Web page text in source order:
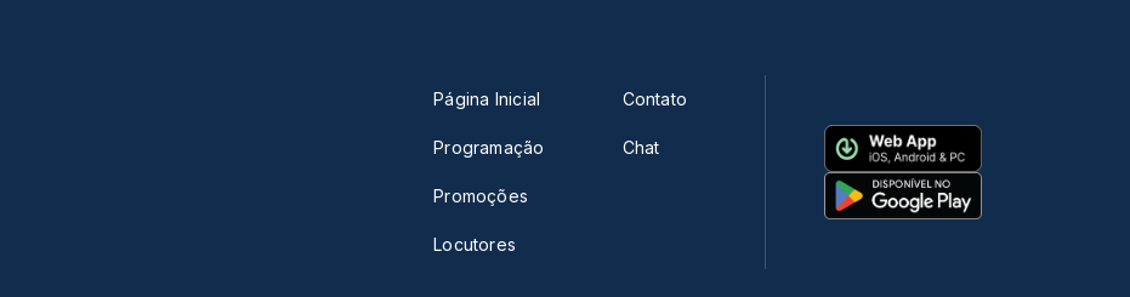
Página Inicial
Programação
Promoções
Locutores
Contato
Chat